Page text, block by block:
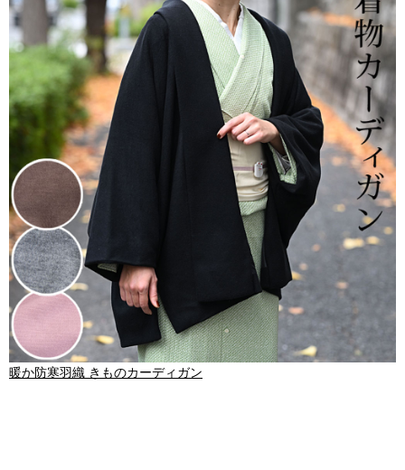
暖か防寒羽織 きものカーディガン